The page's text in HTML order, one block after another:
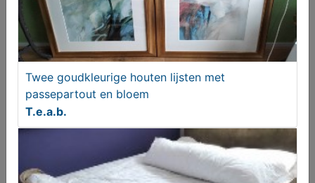
Decoratieve bollen
Twee goudkleurige houten lijsten met
passepartout en bloem
T.e.a.b.